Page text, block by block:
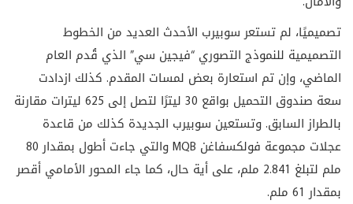
تصميميًا، لم تستعر سوبيرب الأحدث العديد من الخطوط
التصميمية للنموذج التصوري “فيجين سي” الذي قُدم العام
الماضي، وإن تم استعارة بعض لمسات المقدم. كذلك ازدادت
سعة صندوق التحميل بواقع 30 ليترًا لتصل إلى 625 ليترات مقارنة
بالطراز السابق. وتستعين سوبيرب الجديدة كذلك من قاعدة
عجلات مجموعة فولكسفاغن MQB
والتي جاءت أطول بمقدار 80
ملم لتبلغ 2.841 ملم، على أية حال، كما جاء المحور الأمامي أقصر
بمقدار 61 ملم.